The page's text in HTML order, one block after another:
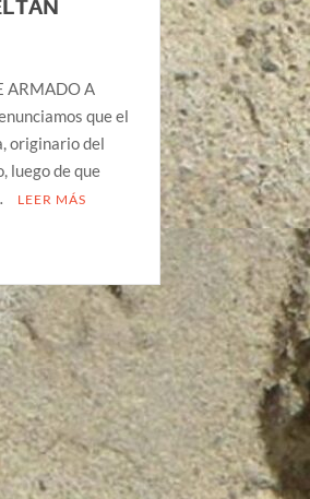
ARMADO A
que el
originario del
luego de que
LEER MÁS